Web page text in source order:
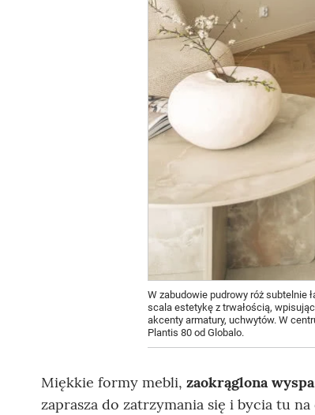
W zabudowie pudrowy róż subtelnie
scala estetykę z trwałością,
akcenty armatury, uchwytów. W
Plantis 80 od Globalo.
Miękkie formy mebli, zaokrąglona wyspa
zaprasza do zatrzymania się i bycia tu na